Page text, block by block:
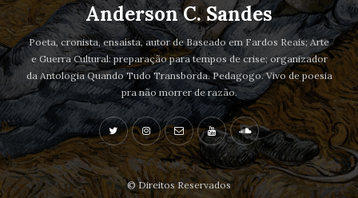
Anderson C. Sandes
Poeta, cronista, ensaísta, autor de Baseado em Fardos Reais; Arte
e Guerra Cultural: preparação para tempos de crise; organizador
da Antologia Quando Tudo Transborda. Pedagogo. Vivo de poesia
pra não morrer de razão.
© Direitos Reservados